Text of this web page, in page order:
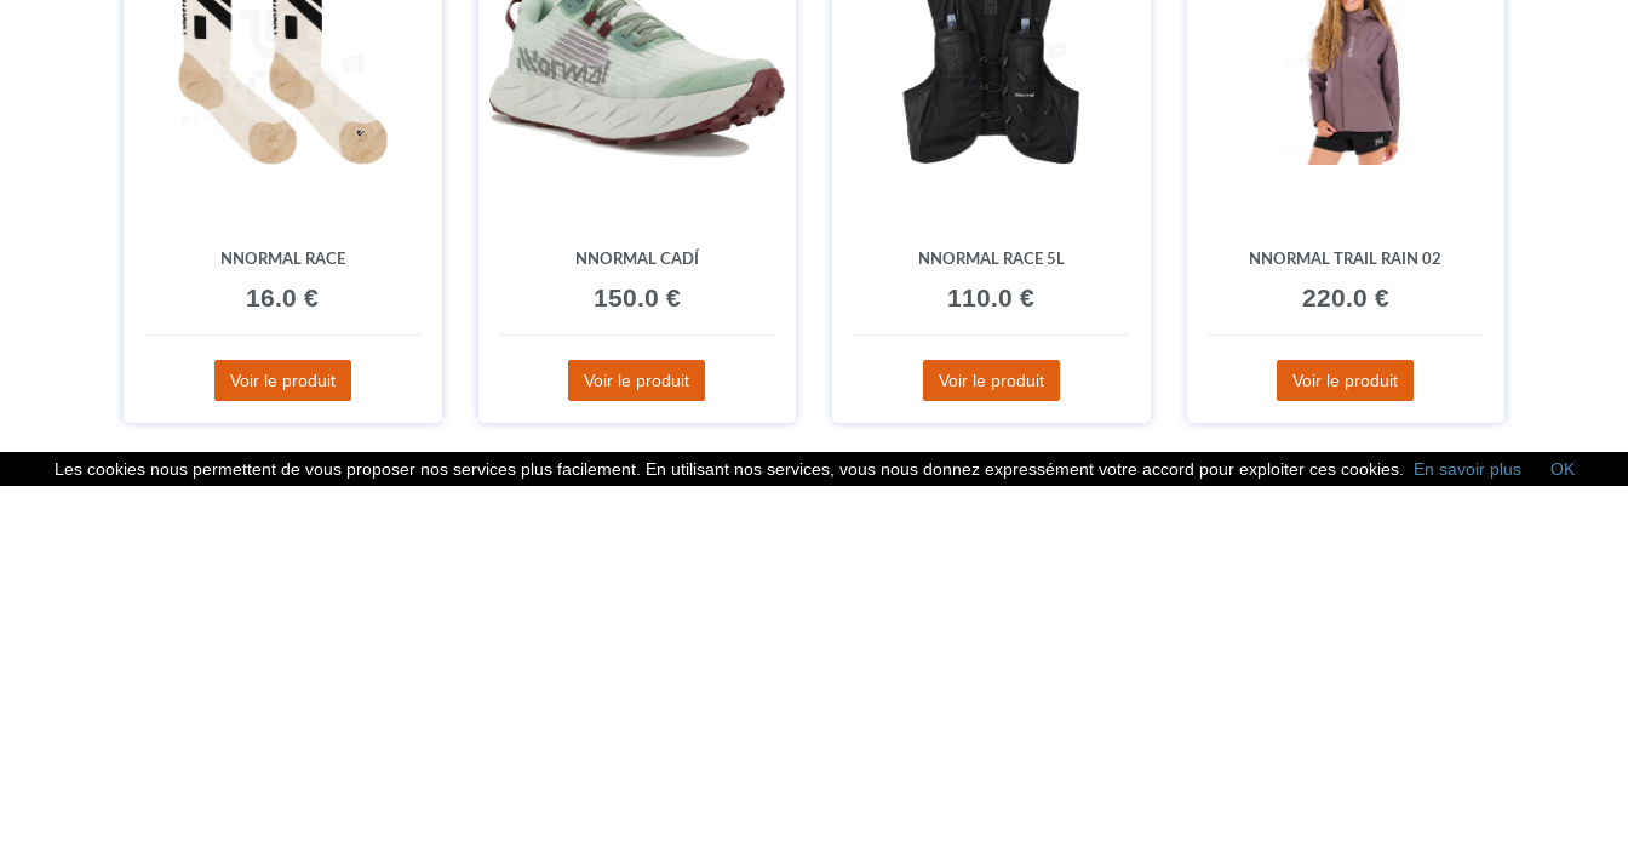
NNORMAL RACE
16.0 €
Voir le produit
NNORMAL CADÍ
150.0 €
Voir le produit
NNORMAL RACE 5L
110.0 €
Voir le produit
NNORMAL TRAIL RAIN 02
220.0 €
Voir le produit
Les cookies nous permettent de vous proposer nos services plus facilement. En utilisant nos services, vous nous donnez expressément votre accord pour exploiter ces cookies. En savoir plus OK